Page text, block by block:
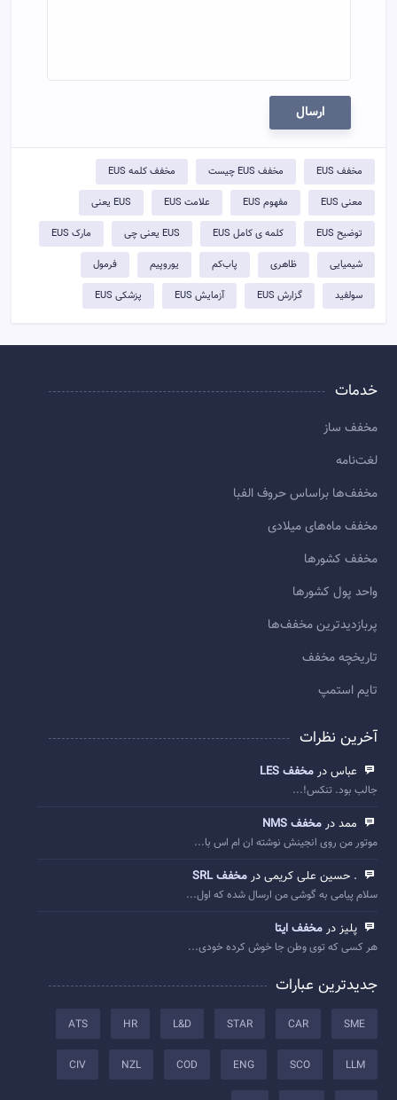
ارسال
مخفف EUS مخفف EUS چیست مخفف کلمه EUS
معنی EUS مفهوم EUS علامت EUS EUS یعنی
توضيح EUS کلمه ی کامل EUS EUS یعنی چی مارک EUS
شیمیایی ظاهری پاب‌کم یوروپیم فرمول
سولفید گزارش EUS آزمایش EUS پزشکی EUS
خدمات
مخفف ساز
لغت‌نامه
مخفف‌ها براساس حروف الفبا
مخفف ماه‌های میلادی
مخفف کشورها
واحد پول کشورها
پربازديدترين مخفف‌ها
تاريخچه مخفف
تایم استمپ
آخرین نظرات
عباس در مخفف LES
جالب بود. تنکس!...
ممد در مخفف NMS
موتور من روی انجینش نوشته ان ام اس با...
. حسین علی کریمی در مخفف SRL
سلام پیامی به گوشی من ارسال شده که اول...
پلیز در مخفف ایتا
هر کسی که توی وطن جا خوش کرده خودی...
جدیدترین عبارات
SME
CAR
STAR
L&D
HR
ATS
LLM
SCO
ENG
COD
NZL
CIV